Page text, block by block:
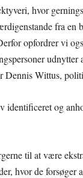
hvor
fra
opfordrer vi
Dennis Wittus,
og
til at være
hvor de forsøger